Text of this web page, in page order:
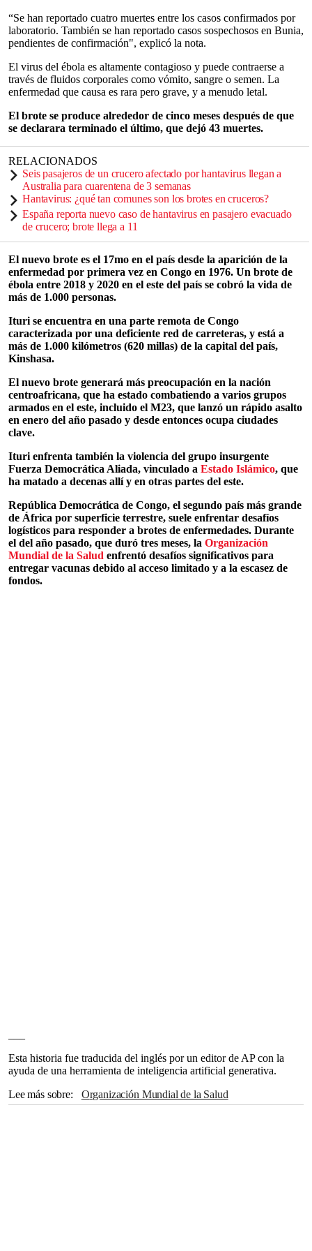
“Se han reportado cuatro muertes entre los casos confirmados por
laboratorio. También se han reportado casos sospechosos en Bunia,
pendientes de confirmación", explicó la nota.
El virus del ébola es altamente contagioso y puede contraerse a
través de fluidos corporales como vómito, sangre o semen. La
enfermedad que causa es rara pero grave, y a menudo letal.
El brote se produce alrededor de cinco meses después de que
se declarara terminado el último, que dejó 43 muertes.
RELACIONADOS
Seis pasajeros de un crucero afectado por hantavirus llegan a
Australia para cuarentena de 3 semanas
Hantavirus: ¿qué tan comunes son los brotes en cruceros?
España reporta nuevo caso de hantavirus en pasajero evacuado
de crucero; brote llega a 11
El nuevo brote es el 17mo en el país desde la aparición de la
enfermedad por primera vez en Congo en 1976. Un brote de
ébola entre 2018 y 2020 en el este del país se cobró la vida de
más de 1.000 personas.
Ituri se encuentra en una parte remota de Congo
caracterizada por una deficiente red de carreteras, y está a
más de 1.000 kilómetros (620 millas) de la capital del país,
Kinshasa.
El nuevo brote generará más preocupación en la nación
centroafricana, que ha estado combatiendo a varios grupos
armados en el este, incluido el M23, que lanzó un rápido asalto
en enero del año pasado y desde entonces ocupa ciudades
clave.
Ituri enfrenta también la violencia del grupo insurgente
Fuerza Democrática Aliada, vinculado a Estado Islámico, que
ha matado a decenas allí y en otras partes del este.
República Democrática de Congo, el segundo país más grande
de África por superficie terrestre, suele enfrentar desafíos
logísticos para responder a brotes de enfermedades. Durante
el del año pasado, que duró tres meses, la Organización
Mundial de la Salud enfrentó desafíos significativos para
entregar vacunas debido al acceso limitado y a la escasez de
fondos.
Esta historia fue traducida del inglés por un editor de AP con la
ayuda de una herramienta de inteligencia artificial generativa.
Lee más sobre
Organización Mundial de la Salud